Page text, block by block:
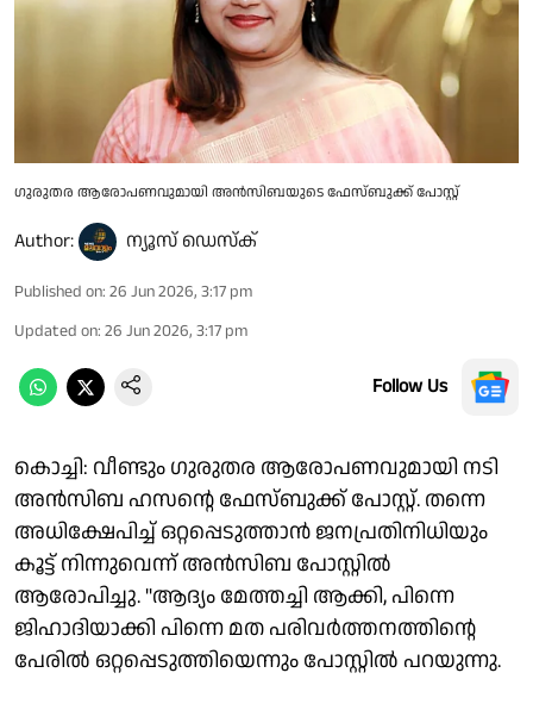
ഗുരുതര ആരോപണവുമായി അൻസിബയുടെ ഫേസ്ബുക്ക് പോസ്റ്റ്
Author: ന്യൂസ് ഡെസ്ക്
Published on: 26 Jun 2026, 3:17 pm
Updated on: 26 Jun 2026, 3:17 pm
Follow Us
കൊച്ചി: വീണ്ടും ഗുരുതര ആരോപണവുമായി നടി
അൻസിബ ഹസൻ്റെ ഫേസ്ബുക്ക് പോസ്റ്റ്. തന്നെ
അധിക്ഷേപിച്ച് ഒറ്റപ്പെടുത്താൻ ജനപ്രതിനിധിയും
കൂട്ട് നിന്നുവെന്ന് അൻസിബ പോസ്റ്റിൽ
ആരോപിച്ചു. "ആദ്യം മേത്തച്ചി ആക്കി, പിന്നെ
ജിഹാദിയാക്കി പിന്നെ മത പരിവർത്തനത്തിൻ്റെ
പേരിൽ ഒറ്റപ്പെടുത്തിയെന്നും പോസ്റ്റിൽ പറയുന്നു.